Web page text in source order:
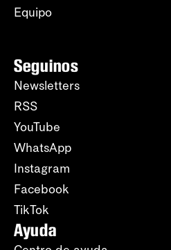
Equipo
Seguinos
Newsletters
RSS
YouTube
WhatsApp
Instagram
Facebook
TikTok
Ayuda